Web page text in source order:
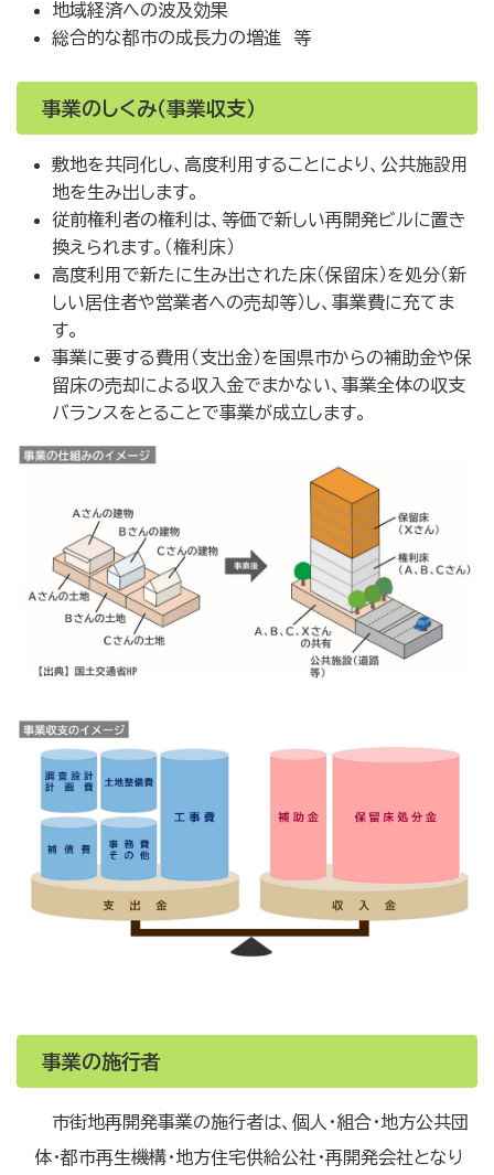
地域経済への波及効果
総合的な都市の成長力の増進 等
事業のしくみ（事業収支）
敷地を共同化し、高度利用することにより、公共施設用
地を生み出します。
従前権利者の権利は、等価で新しい再開発ビルに置き
換えられます。（権利床）
高度利用で新たに生み出された床（保留床）を処分（新
しい居住者や営業者への売却等）し、事業費に充てま
す。
事業に要する費用（支出金）を国県市からの補助金や保
留床の売却による収入金でまかない、事業全体の収支
バランスをとることで事業が成立します。
事業の施行者
市街地再開発事業の施行者は、個人・組合・地方公共団
体・都市再生機構・地方住宅供給公社・再開発会社となり